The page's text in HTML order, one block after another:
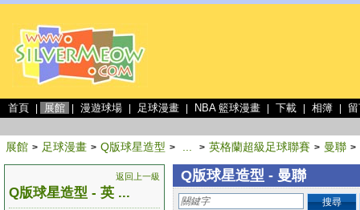
首頁 展館 漫遊球場 足球漫畫 NBA 籃球漫畫 下載 相簿
展館 > 足球漫畫 > Q版球星造型 > > 英格蘭超級足球聯賽 > 曼聯 >
返回上一級
Q版球星造型 - 英 ...
Q版球星造型 - 曼聯
搜尋